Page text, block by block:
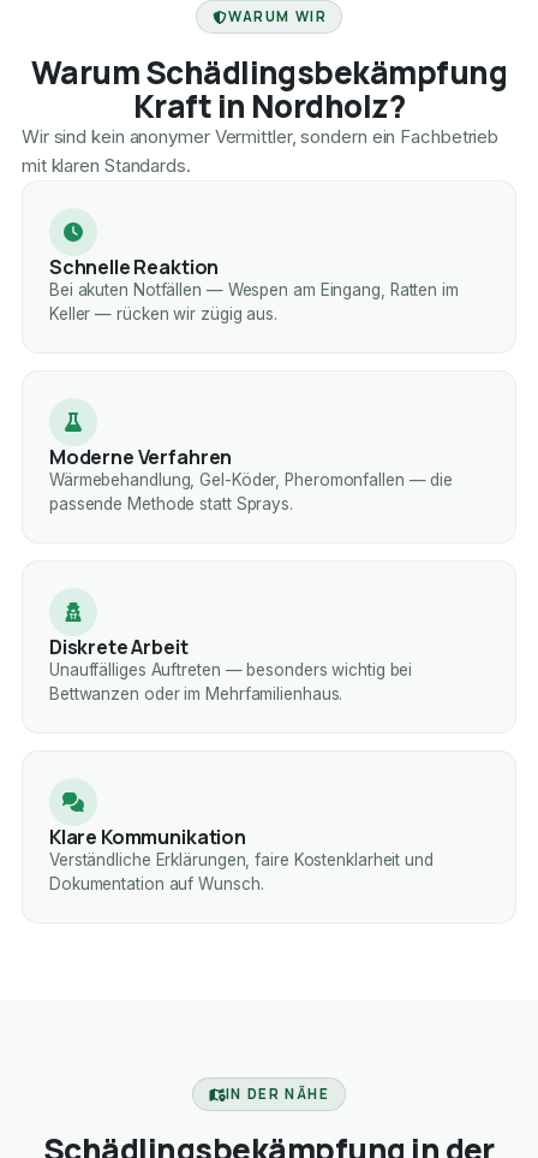
WARUM WIR
Warum Schädlingsbekämpfung
Kraft in Nordholz?
Wir sind kein anonymer Vermittler, sondern ein Fachbetrieb
mit klaren Standards.
Schnelle Reaktion
Bei akuten Notfällen — Wespen am Eingang, Ratten im
Keller — rücken wir zügig aus.
Moderne Verfahren
Wärmebehandlung, Gel-Köder, Pheromonfallen — die
passende Methode statt Sprays.
Diskrete Arbeit
Unauffälliges Auftreten — besonders wichtig bei
Bettwanzen oder im Mehrfamilienhaus.
Klare Kommunikation
Verständliche Erklärungen, faire Kostenklarheit und
Dokumentation auf Wunsch.
IN DER NÄHE